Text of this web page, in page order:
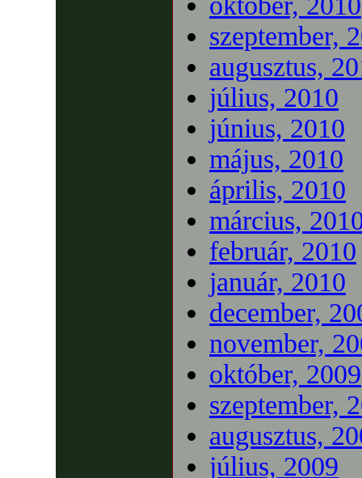
szeptember,
augusztus,
július, 2010
június, 2010
május, 2010
április, 2010
március,
február, 2010
január, 2010
december,
november,
október, 2009
szeptember,
augusztus,
július, 2009